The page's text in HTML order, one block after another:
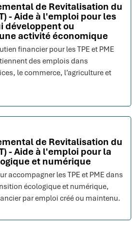
de Revitalisation du
- Aide à l'emploi pour les
développent ou
activité économique
financier pour les TPE et PME
des emplois dans
le commerce, l’agriculture et
de Revitalisation du
- Aide à l'emploi pour la
et numérique
accompagner les TPE et PME dans
écologique et numérique,
par emploi créé ou maintenu.